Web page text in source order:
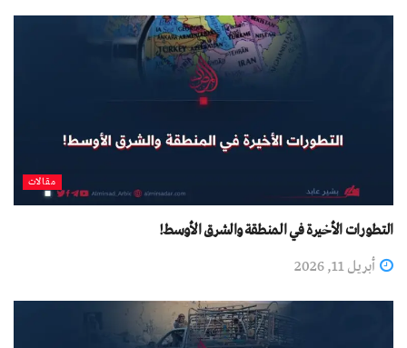
مقالات
التطورات الأخيرة في المنطقة والشرق الأوسط!
أبريل 11, 2026